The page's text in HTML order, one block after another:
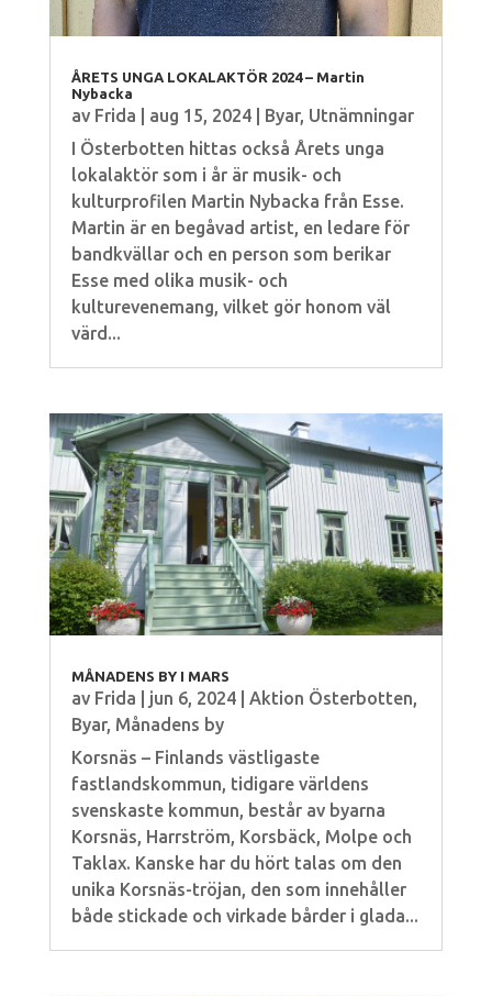
ÅRETS UNGA LOKALAKTÖR 2024 – Martin
Nybacka
av Frida aug 15, 2024| Byar, Utnämningar
I Österbotten hittas också Årets unga
lokalaktör som i år är musik- och
kulturprofilen Martin Nybacka från Esse.
Martin är en begåvad artist, en ledare för
bandkvällar och en person som berikar
Esse med olika musik- och
kulturevenemang, vilket gör honom väl
värd...
MÅNADENS BY I MARS
av Frida jun 6, 2024| Aktion Österbotten,
Byar, Månadens by
Korsnäs – Finlands västligaste
fastlandskommun, tidigare världens
svenskaste kommun, består av byarna
Korsnäs, Harrström, Korsbäck, Molpe och
Taklax. Kanske har du hört talas om den
unika Korsnäs-tröjan, den som innehåller
både stickade och virkade bårder i glada...